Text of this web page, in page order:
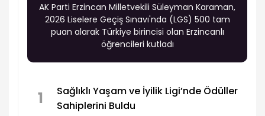
AK Parti Erzincan Milletvekili Süleyman Karaman,
2026 Liselere Geçiş Sınavı'nda (LGS) 500 tam
puan alarak Türkiye birincisi olan Erzincanlı
öğrencileri kutladı
1
Sağlıklı Yaşam ve İyilik Ligi’nde Ödüller
Sahiplerini Buldu